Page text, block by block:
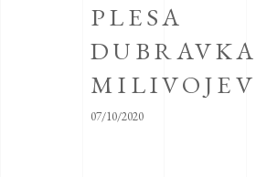
PLESA
DUBRAVKA
07/10/2020